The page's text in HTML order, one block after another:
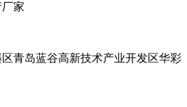
家
青岛蓝谷高新技术产业开发区华彩